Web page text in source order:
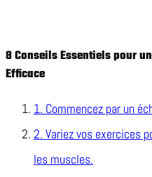
8 Conseils Essentiels pour
Efficace
1. Commencez par un
2. Variez vos exercices
les muscles.